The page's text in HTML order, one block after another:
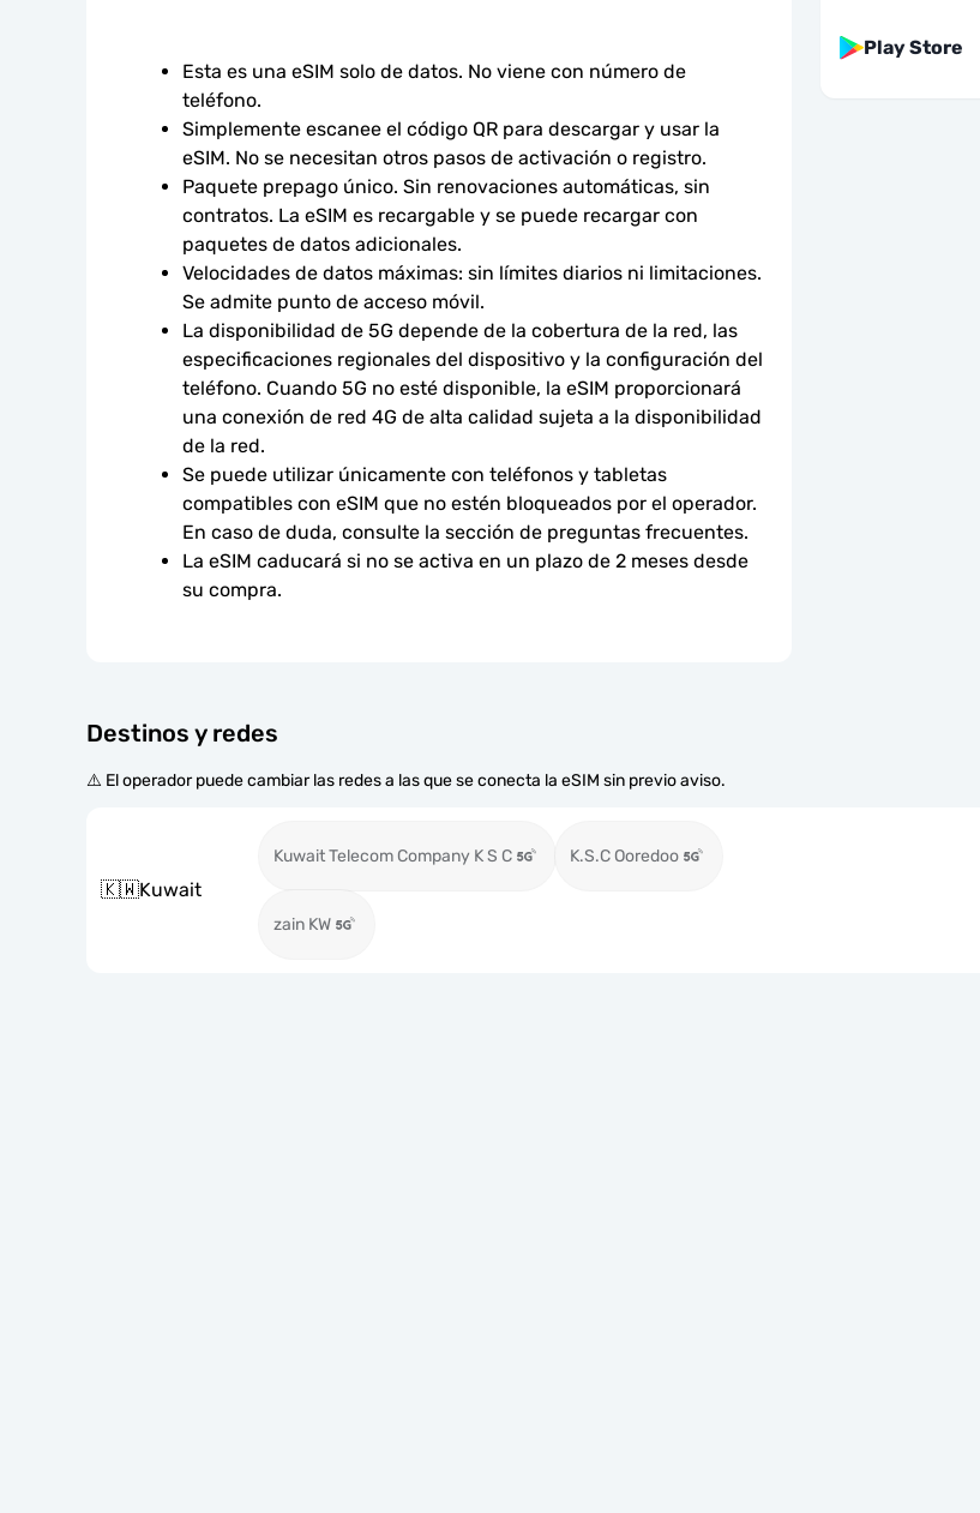
Esta es una eSIM solo de datos. No viene con número de
teléfono.
Simplemente escanee el código QR para descargar y usar la
eSIM. No se necesitan otros pasos de activación o registro.
Paquete prepago único. Sin renovaciones automáticas, sin
contratos. La eSIM es recargable y se puede recargar con
paquetes de datos adicionales.
Velocidades de datos máximas: sin límites diarios ni limitaciones.
Se admite punto de acceso móvil.
La disponibilidad de 5G depende de la cobertura de la red, las
especificaciones regionales del dispositivo y la configuración del
teléfono. Cuando 5G no esté disponible, la eSIM proporcionará
una conexión de red 4G de alta calidad sujeta a la disponibilidad
de la red.
Se puede utilizar únicamente con teléfonos y tabletas
compatibles con eSIM que no estén bloqueados por el operador.
En caso de duda, consulte la sección de preguntas frecuentes.
La eSIM caducará si no se activa en un plazo de 2 meses desde
su compra.
Destinos y redes
⚠️ El operador puede cambiar las redes a las que se conecta la eSIM sin previo aviso.
🇰🇼Kuwait
Kuwait Telecom Company K S C K.S.C Ooredoo
zain KW
Play Store